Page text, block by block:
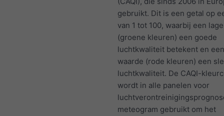
gebruikt. Dit is een getal op
van 1 tot 100, waarbij een
(groene kleuren) een goede
luchtkwaliteit betekent en
waarde (rode kleuren) een
luchtkwaliteit. De CAQI-
wordt in alle panelen voor
meteogram gebruikt om het